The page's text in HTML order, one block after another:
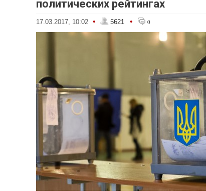
политических рейтингах
17.03.2017, 10:02 • 5621 • 0